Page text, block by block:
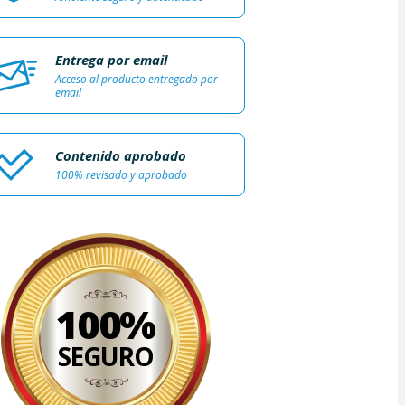
Entrega por email
Acceso al producto entregado por
email
Contenido aprobado
100% revisado y aprobado
100%
SEGURO